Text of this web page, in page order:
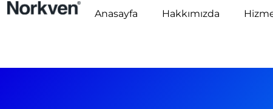
Anasayfa Hakkımızda